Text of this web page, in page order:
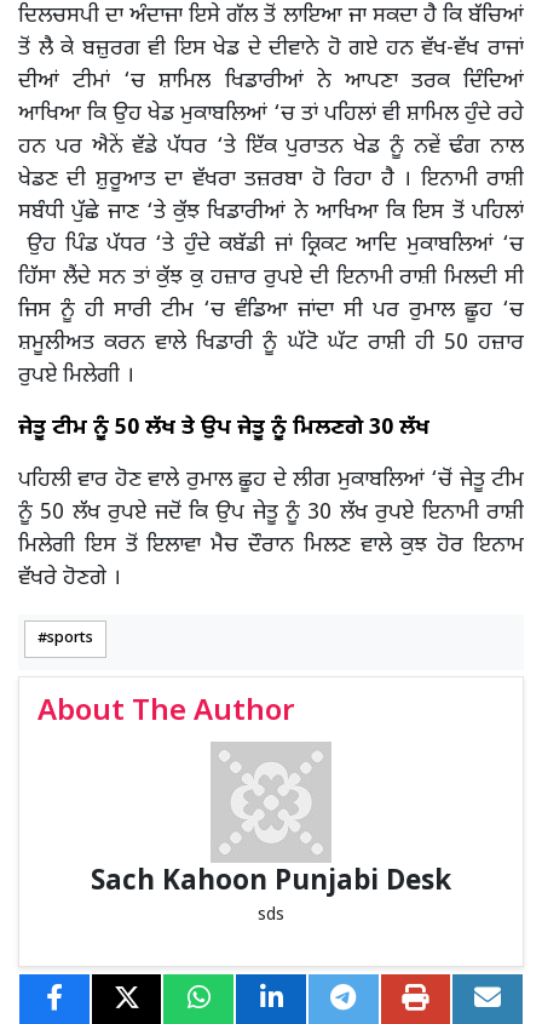
ਦਿਲਚਸਪੀ ਦਾ ਅੰਦਾਜਾ ਇਸੇ ਗੱਲ ਤੋਂ ਲਾਇਆ ਜਾ ਸਕਦਾ ਹੈ ਕਿ ਬੱਚਿਆਂ
ਤੋਂ ਲੈ ਕੇ ਬਜ਼ੁਰਗ ਵੀ ਇਸ ਖੇਡ ਦੇ ਦੀਵਾਨੇ ਹੋ ਗਏ ਹਨ ਵੱਖ-ਵੱਖ ਰਾਜਾਂ
ਦੀਆਂ ਟੀਮਾਂ ‘ਚ ਸ਼ਾਮਿਲ ਖਿਡਾਰੀਆਂ ਨੇ ਆਪਣਾ ਤਰਕ ਦਿੰਦਿਆਂ
ਆਖਿਆ ਕਿ ਉਹ ਖੇਡ ਮੁਕਾਬਲਿਆਂ ‘ਚ ਤਾਂ ਪਹਿਲਾਂ ਵੀ ਸ਼ਾਮਿਲ ਹੁੰਦੇ ਰਹੇ
ਹਨ ਪਰ ਐਨੇਂ ਵੱਡੇ ਪੱਧਰ ‘ਤੇ ਇੱਕ ਪੁਰਾਤਨ ਖੇਡ ਨੂੰ ਨਵੇਂ ਢੰਗ ਨਾਲ
ਖੇਡਣ ਦੀ ਸ਼ੁਰੂਆਤ ਦਾ ਵੱਖਰਾ ਤਜ਼ਰਬਾ ਹੋ ਰਿਹਾ ਹੈ । ਇਨਾਮੀ ਰਾਸ਼ੀ
ਸਬੰਧੀ ਪੁੱਛੇ ਜਾਣ ‘ਤੇ ਕੁੱਝ ਖਿਡਾਰੀਆਂ ਨੇ ਆਖਿਆ ਕਿ ਇਸ ਤੋਂ ਪਹਿਲਾਂ
ਉਹ ਪਿੰਡ ਪੱਧਰ ‘ਤੇ ਹੁੰਦੇ ਕਬੱਡੀ ਜਾਂ ਕ੍ਰਿਕਟ ਆਦਿ ਮੁਕਾਬਲਿਆਂ ‘ਚ
ਹਿੱਸਾ ਲੈਂਦੇ ਸਨ ਤਾਂ ਕੁੱਝ ਕੁ ਹਜ਼ਾਰ ਰੁਪਏ ਦੀ ਇਨਾਮੀ ਰਾਸ਼ੀ ਮਿਲਦੀ ਸੀ
ਜਿਸ ਨੂੰ ਹੀ ਸਾਰੀ ਟੀਮ ‘ਚ ਵੰਡਿਆ ਜਾਂਦਾ ਸੀ ਪਰ ਰੁਮਾਲ ਛੂਹ ‘ਚ
ਸ਼ਮੂਲੀਅਤ ਕਰਨ ਵਾਲੇ ਖਿਡਾਰੀ ਨੂੰ ਘੱਟੋ ਘੱਟ ਰਾਸ਼ੀ ਹੀ 50 ਹਜ਼ਾਰ
ਰੁਪਏ ਮਿਲੇਗੀ ।
ਜੇਤੂ ਟੀਮ ਨੂੰ 50 ਲੱਖ ਤੇ ਉਪ ਜੇਤੂ ਨੂੰ ਮਿਲਣਗੇ 30 ਲੱਖ
ਪਹਿਲੀ ਵਾਰ ਹੋਣ ਵਾਲੇ ਰੁਮਾਲ ਛੂਹ ਦੇ ਲੀਗ ਮੁਕਾਬਲਿਆਂ ‘ਚੋਂ ਜੇਤੂ ਟੀਮ
ਨੂੰ 50 ਲੱਖ ਰੁਪਏ ਜਦੋਂ ਕਿ ਉਪ ਜੇਤੂ ਨੂੰ 30 ਲੱਖ ਰੁਪਏ ਇਨਾਮੀ ਰਾਸ਼ੀ
ਮਿਲੇਗੀ ਇਸ ਤੋਂ ਇਲਾਵਾ ਮੈਚ ਦੌਰਾਨ ਮਿਲਣ ਵਾਲੇ ਕੁਝ ਹੋਰ ਇਨਾਮ
ਵੱਖਰੇ ਹੋਣਗੇ ।
sports
About The Author
Sach Kahoon Punjabi Desk
sds